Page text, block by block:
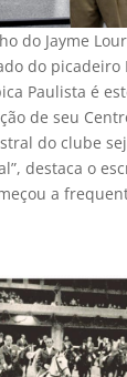
do Jayme
do
Paulista é
de seu
do clube
destaca o
a